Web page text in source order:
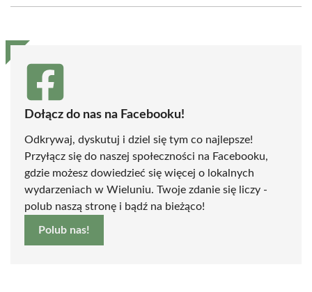
(Twitter)
Dołącz do nas na Facebooku!
Odkrywaj, dyskutuj i dziel się tym co najlepsze!
Przyłącz się do naszej społeczności na Facebooku,
gdzie możesz dowiedzieć się więcej o lokalnych
wydarzeniach w Wieluniu. Twoje zdanie się liczy -
polub naszą stronę i bądź na bieżąco!
Polub nas!